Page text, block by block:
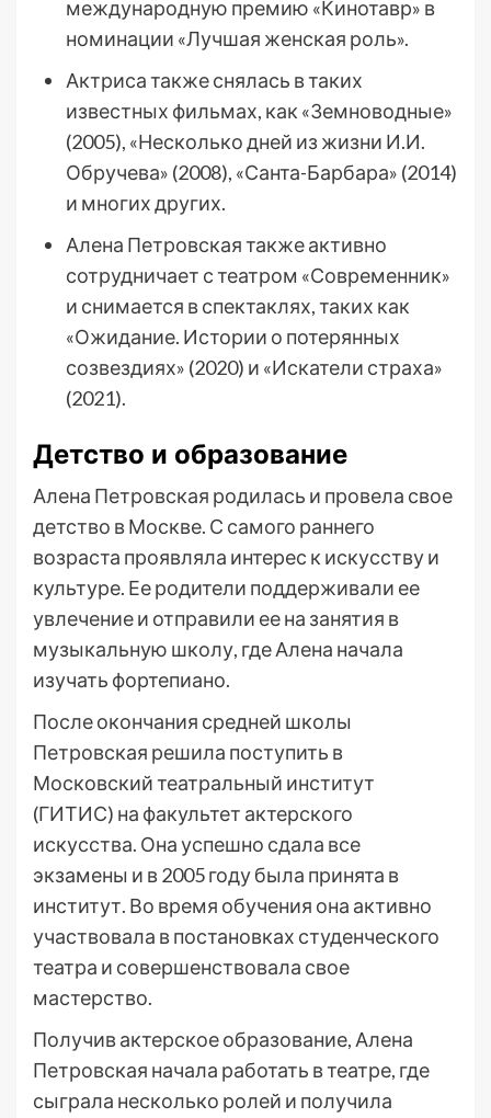
международную премию «Кинотавр» в
номинации «Лучшая женская роль».
Актриса также снялась в таких
известных фильмах, как «Земноводные»
(2005), «Несколько дней из жизни И.И.
Обручева» (2008), «Санта-Барбара» (2014)
и многих других.
Алена Петровская также активно
сотрудничает с театром «Современник»
и снимается в спектаклях, таких как
«Ожидание. Истории о потерянных
созвездиях» (2020) и «Искатели страха»
(2021).
Детство и образование
Алена Петровская родилась и провела свое
детство в Москве. С самого раннего
возраста проявляла интерес к искусству и
культуре. Ее родители поддерживали ее
увлечение и отправили ее на занятия в
музыкальную школу, где Алена начала
изучать фортепиано.
После окончания средней школы
Петровская решила поступить в
Московский театральный институт
(ГИТИС) на факультет актерского
искусства. Она успешно сдала все
экзамены и в 2005 году была принята в
институт. Во время обучения она активно
участвовала в постановках студенческого
театра и совершенствовала свое
мастерство.
Получив актерское образование, Алена
Петровская начала работать в театре, где
сыграла несколько ролей и получила